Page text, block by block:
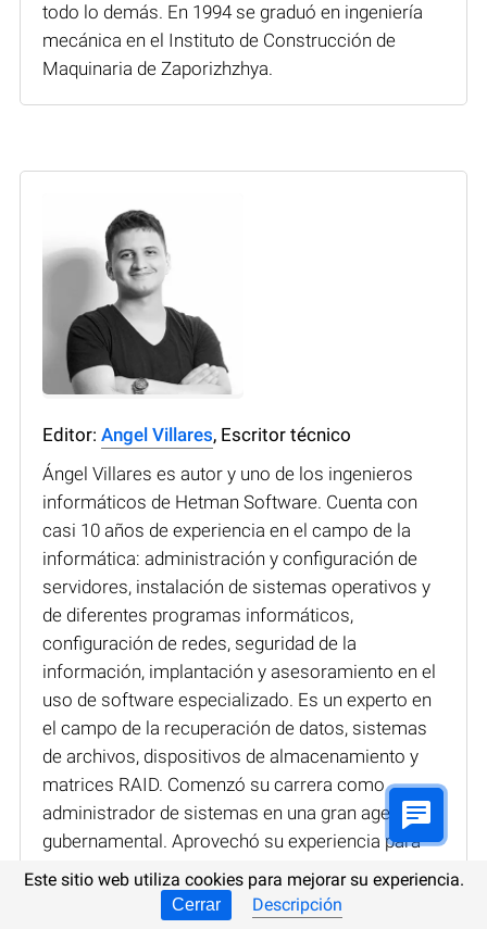
todo lo demás. En 1994 se graduó en ingeniería
mecánica en el Instituto de Construcción de
Maquinaria de Zaporizhzhya.
Editor: Angel Villares, Escritor técnico
Ángel Villares es autor y uno de los ingenieros
informáticos de Hetman Software. Cuenta con
casi 10 años de experiencia en el campo de la
informática: administración y configuración de
servidores, instalación de sistemas operativos y
de diferentes programas informáticos,
configuración de redes, seguridad de la
información, implantación y asesoramiento en el
uso de software especializado. Es un experto en
el campo de la recuperación de datos, sistemas
de archivos, dispositivos de almacenamiento y
matrices RAID. Comenzó su carrera como
administrador de sistemas en una gran agencia
gubernamental. Aprovechó su experiencia para
escribir artículos sobre temas informáticos. A lo
largo de su carrera ha escrito numerosos
Este sitio web utiliza cookies para mejorar su experiencia.
Cerrar Descripción